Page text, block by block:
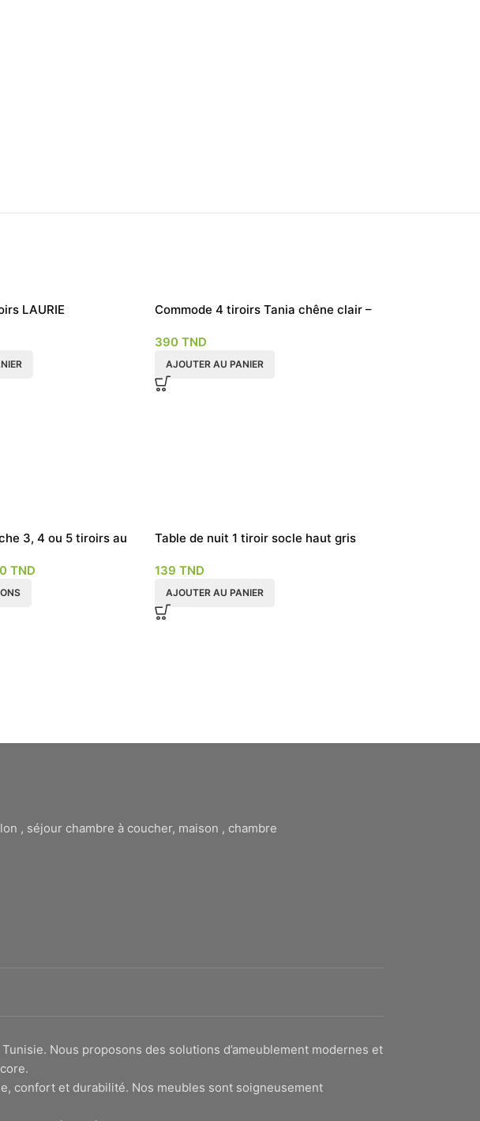
LAURIE
Commode 4 tiroirs Tania chêne clair –
390 TND
AJOUTER AU PANIER
3, 4 ou 5 tiroirs au
TND
Table de nuit 1 tiroir socle haut gris
139 TND
AJOUTER AU PANIER
, séjour chambre à coucher, maison , chambre
Nous proposons des solutions d’ameublement modernes et
confort et durabilité. Nos meubles sont soigneusement